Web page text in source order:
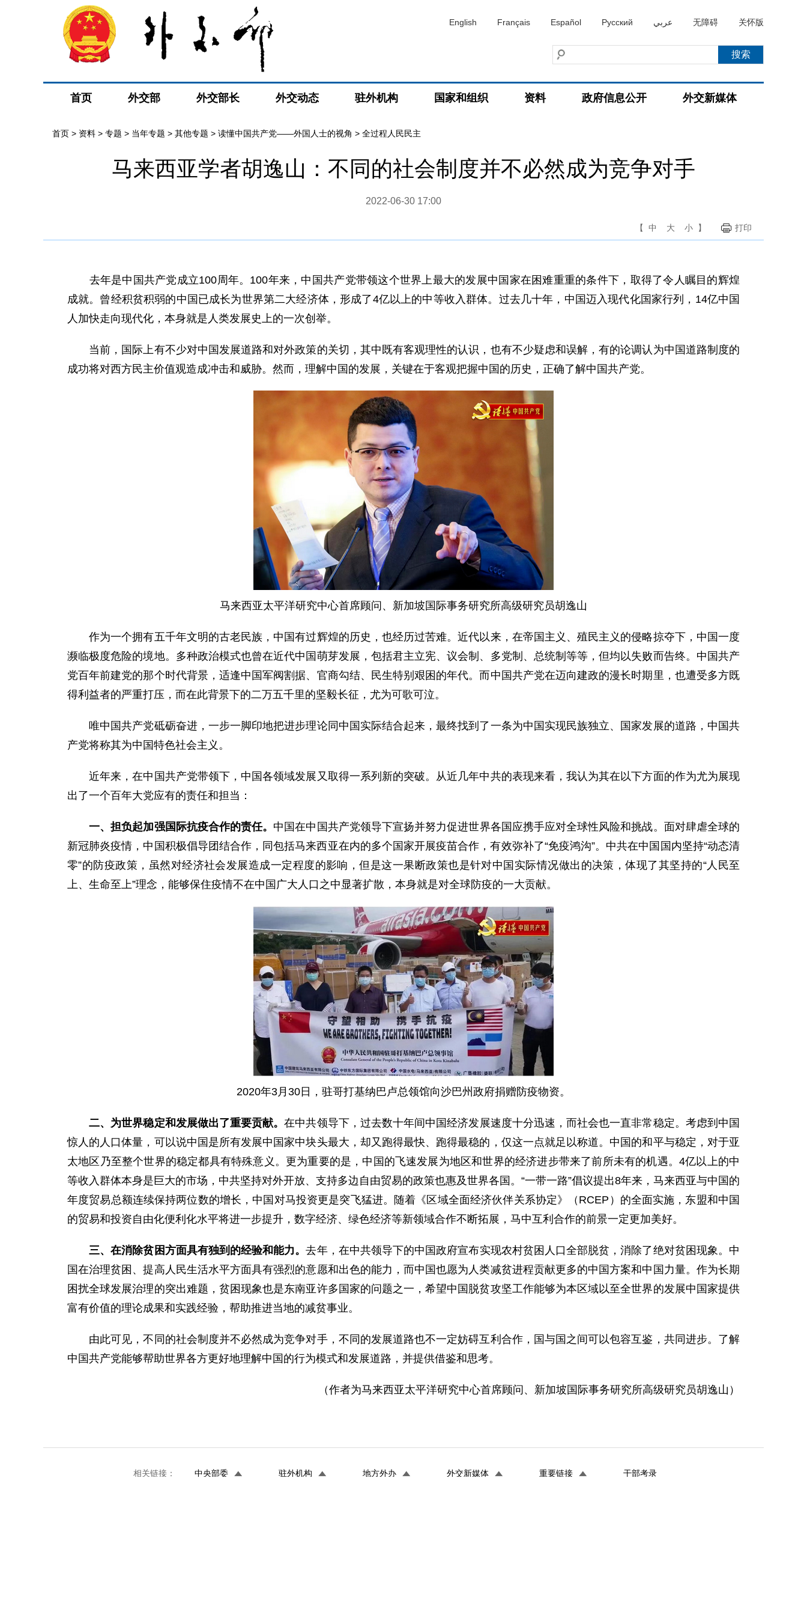
English Français Español Русский عربي 无障碍 关怀版
首页 外交部 外交部长 外交动态 驻外机构 国家和组织 资料 政府信息公开 外交新媒体
首页 > 资料 > 专题 > 当年专题 > 其他专题 > 读懂中国共产党——外国人士的视角 > 全过程人民民主
马来西亚学者胡逸山：不同的社会制度并不必然成为竞争对手
2022-06-30 17:00
【 中 大 小 】 打印
去年是中国共产党成立100周年。100年来，中国共产党带领这个世界上最大的发展中国家在困难重重的条件下，取得了令人瞩目的辉煌
成就。曾经积贫积弱的中国已成长为世界第二大经济体，形成了4亿以上的中等收入群体。过去几十年，中国迈入现代化国家行列，14亿中国
人加快走向现代化，本身就是人类发展史上的一次创举。
当前，国际上有不少对中国发展道路和对外政策的关切，其中既有客观理性的认识，也有不少疑虑和误解，有的论调认为中国道路制度的
成功将对西方民主价值观造成冲击和威胁。然而，理解中国的发展，关键在于客观把握中国的历史，正确了解中国共产党。
马来西亚太平洋研究中心首席顾问、新加坡国际事务研究所高级研究员胡逸山
作为一个拥有五千年文明的古老民族，中国有过辉煌的历史，也经历过苦难。近代以来，在帝国主义、殖民主义的侵略掠夺下，中国一度
濒临极度危险的境地。多种政治模式也曾在近代中国萌芽发展，包括君主立宪、议会制、多党制、总统制等等，但均以失败而告终。中国共产
党百年前建党的那个时代背景，适逢中国军阀割据、官商勾结、民生特别艰困的年代。而中国共产党在迈向建政的漫长时期里，也遭受多方既
得利益者的严重打压，而在此背景下的二万五千里的坚毅长征，尤为可歌可泣。
唯中国共产党砥砺奋进，一步一脚印地把进步理论同中国实际结合起来，最终找到了一条为中国实现民族独立、国家发展的道路，中国共
产党将称其为中国特色社会主义。
近年来，在中国共产党带领下，中国各领域发展又取得一系列新的突破。从近几年中共的表现来看，我认为其在以下方面的作为尤为展现
出了一个百年大党应有的责任和担当：
一、担负起加强国际抗疫合作的责任。 中国在中国共产党领导下宣扬并努力促进世界各国应携手应对全球性风险和挑战。面对肆虐全球的
新冠肺炎疫情，中国积极倡导团结合作，同包括马来西亚在内的多个国家开展疫苗合作，有效弥补了“免疫鸿沟”。中共在中国国内坚持“动态清
零”的防疫政策，虽然对经济社会发展造成一定程度的影响，但是这一果断政策也是针对中国实际情况做出的决策，体现了其坚持的“人民至
上、生命至上”理念，能够保住疫情不在中国广大人口之中显著扩散，本身就是对全球防疫的一大贡献。
2020年3月30日，驻哥打基纳巴卢总领馆向沙巴州政府捐赠防疫物资。
二、为世界稳定和发展做出了重要贡献。在中共领导下，过去数十年间中国经济发展速度十分迅速，而社会也一直非常稳定。考虑到中国
惊人的人口体量，可以说中国是所有发展中国家中块头最大，却又跑得最快、跑得最稳的，仅这一点就足以称道。中国的和平与稳定，对于亚
太地区乃至整个世界的稳定都具有特殊意义。更为重要的是，中国的飞速发展为地区和世界的经济进步带来了前所未有的机遇。4亿以上的中
等收入群体本身是巨大的市场，中共坚持对外开放、支持多边自由贸易的政策也惠及世界各国。“一带一路”倡议提出8年来，马来西亚与中国的
年度贸易总额连续保持两位数的增长，中国对马投资更是突飞猛进。随着《区域全面经济伙伴关系协定》（RCEP）的全面实施，东盟和中国
的贸易和投资自由化便利化水平将进一步提升，数字经济、绿色经济等新领域合作不断拓展，马中互利合作的前景一定更加美好。
三、在消除贫困方面具有独到的经验和能力。去年，在中共领导下的中国政府宣布实现农村贫困人口全部脱贫，消除了绝对贫困现象。中
国在治理贫困、提高人民生活水平方面具有强烈的意愿和出色的能力，而中国也愿为人类减贫进程贡献更多的中国方案和中国力量。作为长期
困扰全球发展治理的突出难题，贫困现象也是东南亚许多国家的问题之一，希望中国脱贫攻坚工作能够为本区域以至全世界的发展中国家提供
富有价值的理论成果和实践经验，帮助推进当地的减贫事业。
由此可见，不同的社会制度并不必然成为竞争对手，不同的发展道路也不一定妨碍互利合作，国与国之间可以包容互鉴，共同进步。了解
中国共产党能够帮助世界各方更好地理解中国的行为模式和发展道路，并提供借鉴和思考。
（作者为马来西亚太平洋研究中心首席顾问、新加坡国际事务研究所高级研究员胡逸山）
相关链接： 中央部委 驻外机构 地方外办 外交新媒体 重要链接 干部考录